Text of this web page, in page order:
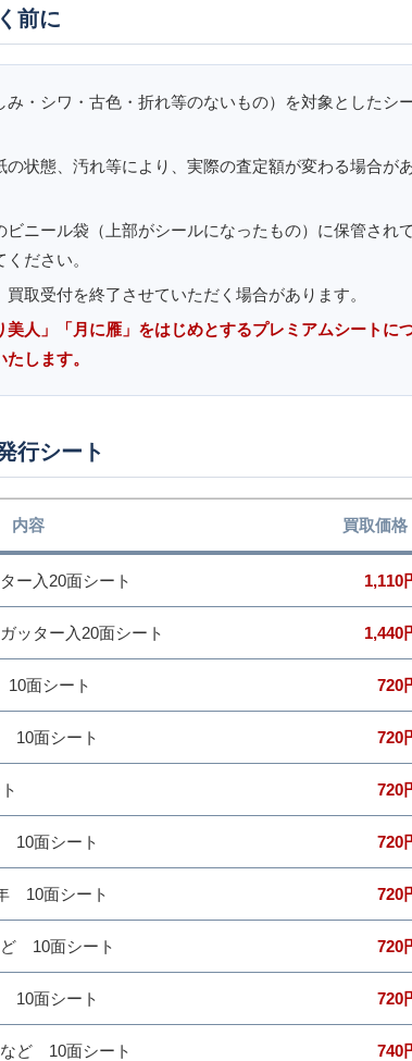
前に
・シワ・古色・折れ等のないもの）を対象としたシ
状態、汚れ等により、実際の査定額が変わる場合が
ニール袋（上部がシールになったもの）に保管されて
ださい。
取受付を終了させていただく場合があります。
人」「月に雁」をはじめとするプレミアムシートに
します。
行シート
内容 買取価格
ー入20面シート 1,110
ター入20面シート 1,440
面シート 720
10面シート 720
720
10面シート 720
10面シート 720
10面シート 720
10面シート 720
ど 10面シート 740